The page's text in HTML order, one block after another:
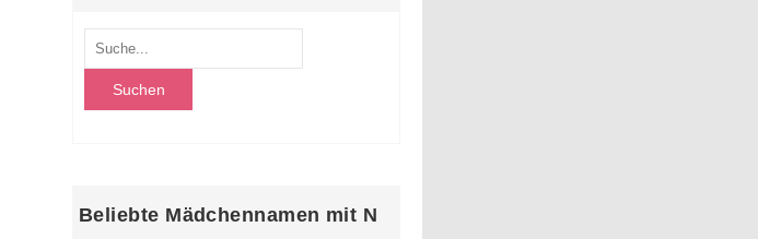
Beliebte Mädchennamen mit N